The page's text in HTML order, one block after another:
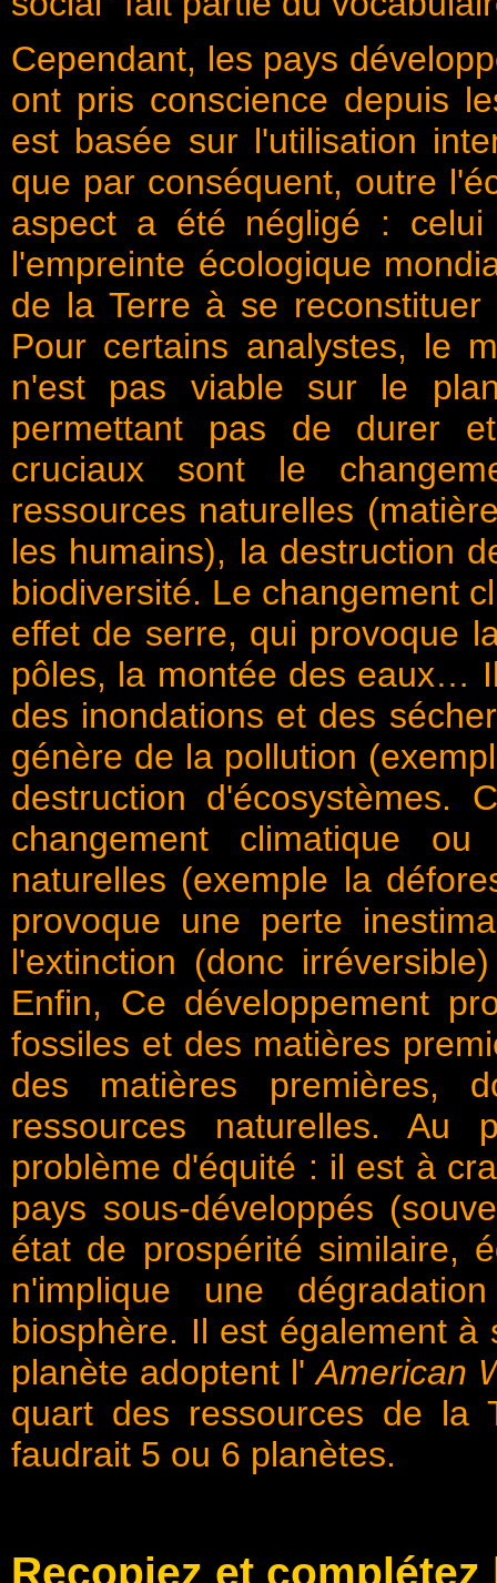
Cependant, les pays
ont pris conscience depuis
est basée sur l'utilisation
que par conséquent, outre
aspect a été négligé : celui
l'empreinte écologique
de la Terre à se
Pour certains analystes, le
n'est pas viable sur le
permettant pas de durer
cruciaux sont le
ressources naturelles
les humains), la destruction
biodiversité. Le changement
effet de serre, qui provoque
pôles, la montée des eaux…
des inondations et des
génère de la pollution
destruction d'écosystèmes.
changement climatique
naturelles (exemple la
provoque une perte
l'extinction (donc
Enfin, Ce développement
fossiles et des matières
des matières premières,
ressources naturelles. Au
problème d'équité : il est à
pays sous-développés
état de prospérité similaire,
n'implique une
biosphère. Il est également
planète adoptent l'American
quart des ressources de la
faudrait 5 ou 6 planètes.
Recopiez et